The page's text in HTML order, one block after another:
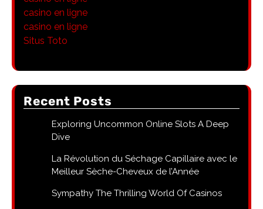
casino en ligne
casino en ligne
Situs Toto
Recent Posts
Exploring Uncommon Online Slots A Deep
Dive
La Révolution du Séchage Capillaire avec le
Meilleur Sèche-Cheveux de l’Année
Sympathy The Thrilling World Of Casinos